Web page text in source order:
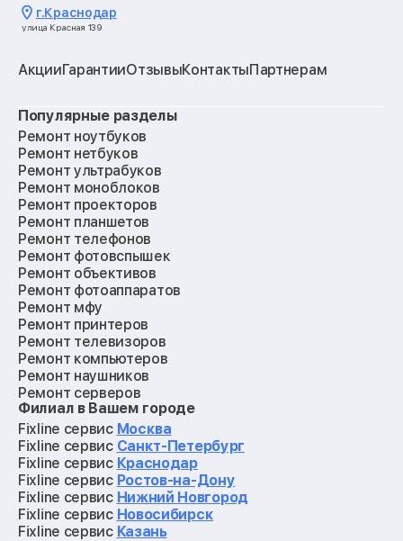
г.Краснодар
улица Красная 139
АкцииГарантииОтзывыКонтактыПартнерам
Популярные разделы
Ремонт ноутбуков
Ремонт нетбуков
Ремонт ультрабуков
Ремонт моноблоков
Ремонт проекторов
Ремонт планшетов
Ремонт телефонов
Ремонт фотовспышек
Ремонт объективов
Ремонт фотоаппаратов
Ремонт мфу
Ремонт принтеров
Ремонт телевизоров
Ремонт компьютеров
Ремонт наушников
Ремонт серверов
Ремонт мониторов
Ремонт квадрокоптеров
Ремонт электросамокатов
Ремонт материнских плат
Ремонт видеокарт
Ремонт кофемашин
Ремонт vr систем
Ремонт игровых приставок
Филиал в Вашем городе
Fixline сервис Москва
Fixline сервис Санкт-Петербург
Fixline сервис Краснодар
Fixline сервис Ростов-на-Дону
Fixline сервис Нижний Новгород
Fixline сервис Новосибирск
Fixline сервис Казань